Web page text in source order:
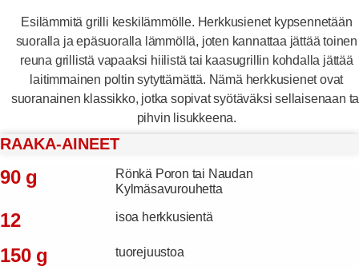
Esilämmitä grilli keskilämmölle. Herkkusienet kypsennetään
suoralla ja epäsuoralla lämmöllä, joten kannattaa jättää toinen
reuna grillistä vapaaksi hiilistä tai kaasugrillin kohdalla jättää
laitimmainen poltin sytyttämättä. Nämä herkkusienet ovat
suoranainen klassikko, jotka sopivat syötäväksi sellaisenaan
pihvin lisukkeena.
RAAKA-AINEET
90 g
Rönkä Poron tai Naudan
Kylmäsavurouhetta
12 isoa herkkusientä
150 g tuorejuustoa